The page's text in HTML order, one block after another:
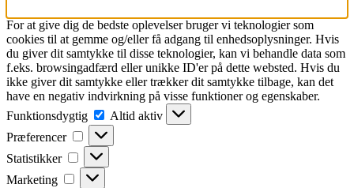
For at give dig de bedste oplevelser bruger vi teknologier som
cookies til at gemme og/eller få adgang til enhedsoplysninger. Hvis
du giver dit samtykke til disse teknologier, kan vi behandle data som
f.eks. browsingadfærd eller unikke ID'er på dette websted. Hvis du
ikke giver dit samtykke eller trækker dit samtykke tilbage, kan det
have en negativ indvirkning på visse funktioner og egenskaber.
Funktionsdygtig
Funktionsdygtig
Altid aktiv
Præferencer
Præferencer
Statistikker Statistikker
Marketing Marketing